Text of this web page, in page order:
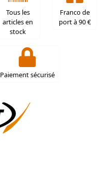
Tous les
articles en
stock
Franco de
port à 90 €
Paiement sécurisé